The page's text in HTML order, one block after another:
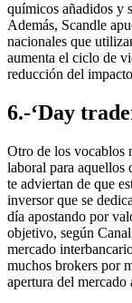
químicos añadidos y
Además, Scandle
nacionales que
aumenta el ciclo de
reducción del
6.-‘Day
Otro de los vocablos
laboral para aquellos
te adviertan de que
inversor que se
día apostando por
objetivo, según
mercado
muchos brokers por
apertura del mercado